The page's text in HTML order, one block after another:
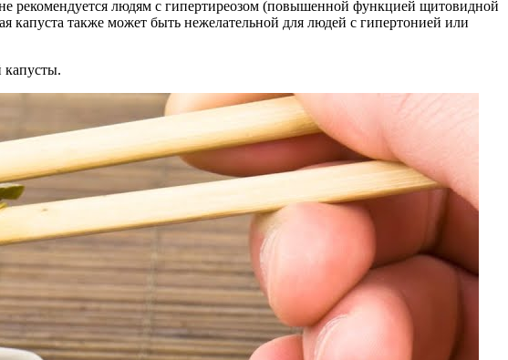
рекомендуется людям с гипертиреозом (повышенной функцией щитовидной
капуста также может быть нежелательной для людей с гипертонией или
капусты.